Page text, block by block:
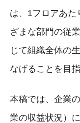
は、1フロアあた
ざまな部門の従
じて組織全体の
なげることを目
本稿では、企業
業の収益状況）